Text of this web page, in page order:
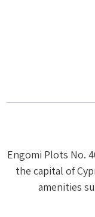
Engomi Plots No.
the capital of
amenities